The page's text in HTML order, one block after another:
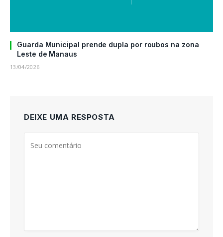
Guarda Municipal prende dupla por roubos na zona
Leste de Manaus
13/04/2026
DEIXE UMA RESPOSTA